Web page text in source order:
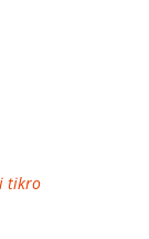
tikro